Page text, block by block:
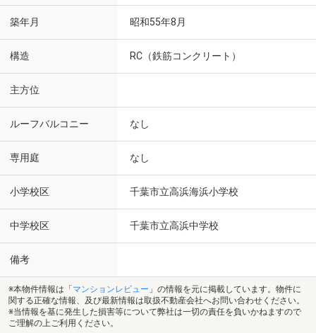
築年月 昭和55年8月
構造 RC（鉄筋コンクリート）
主方位
ルーフバルコニー なし
専用庭 なし
小学校区 千葉市立高浜海浜小学校
中学校区 千葉市立高浜中学校
備考
※本物件情報は「 マンションレビュー 」の情報を元に掲載しています。物件に
関する正確な情報、及び最新情報は取扱不動産会社へお問い合わせください。
※当情報を基に発生した損害等について弊社は一切の責任を負いかねますので
ご理解の上ご利用ください。